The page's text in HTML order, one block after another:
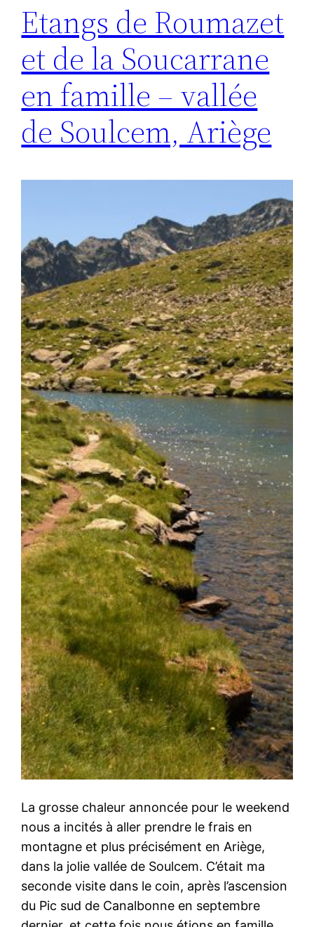
Etangs de Roumazet
et de la Soucarrane
en famille – vallée
de Soulcem, Ariège
La grosse chaleur annoncée pour le weekend
nous a incités à aller prendre le frais en
montagne et plus précisément en Ariège,
dans la jolie vallée de Soulcem. C’était ma
seconde visite dans le coin, après l’ascension
du Pic sud de Canalbonne en septembre